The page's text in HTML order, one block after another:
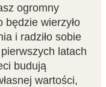
ogromny
będzie wierzyło
i radziło sobie
latach
budują
wartości,